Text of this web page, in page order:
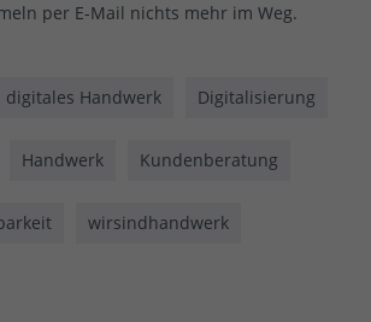
per E-Mail nichts mehr im Weg.
digitales Handwerk Digitalisierung
Handwerk Kundenberatung
wirsindhandwerk